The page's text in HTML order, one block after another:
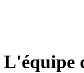
L'équipe